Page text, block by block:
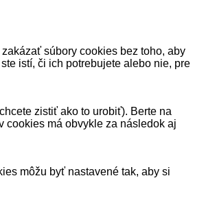
súbory cookies bez toho, aby
istí, či ich potrebujete alebo nie, pre
zistiť ako to urobiť). Berte na
cookies má obvykle za následok aj
môžu byť nastavené tak, aby si